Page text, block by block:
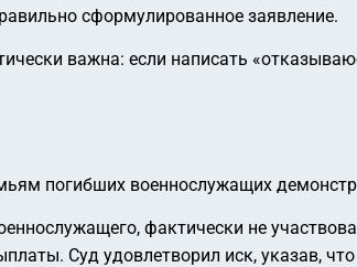
сформулированное заявление.
важна: если написать
погибших военнослужащих
фактически не
Суд удовлетворил иск, указав,